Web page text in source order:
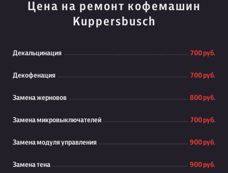
Цена на ремонт кофемашин
Kuppersbusch
Декальцинация 700 руб.
Декофенация 700 руб.
Замена жерновов 800 руб.
Замена микровыключателей 700 руб.
Замена модуля управления 900 руб.
Замена тена 900 руб.